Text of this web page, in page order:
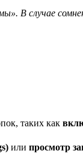
В случае
таких как
или просмотр